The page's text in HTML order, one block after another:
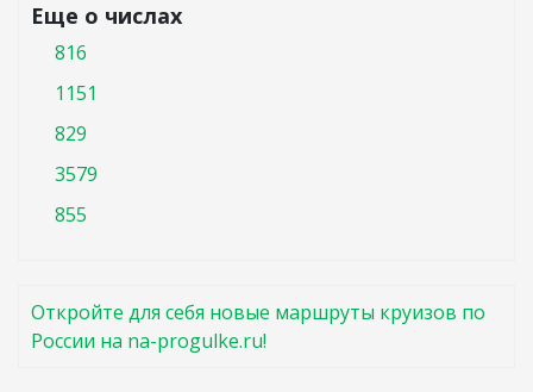
Еще о числах
816
1151
829
3579
855
Откройте для себя новые маршруты круизов по
России на na-progulke.ru!